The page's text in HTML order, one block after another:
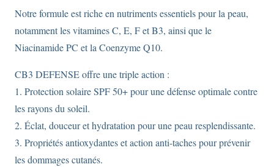
Notre formule est riche en nutriments essentiels pour la peau,
notamment les vitamines C, E, F et B3, ainsi que le
Niacinamide PC et la Coenzyme Q10.
CB3 DEFENSE offre une triple action :
1. Protection solaire SPF 50+ pour une défense optimale contre
les rayons du soleil.
2. Éclat, douceur et hydratation pour une peau resplendissante.
3. Propriétés antioxydantes et action anti-taches pour prévenir
les dommages cutanés.